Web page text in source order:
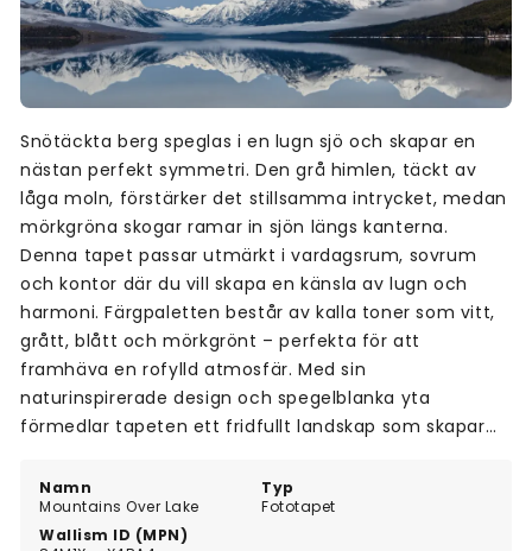
Namn
Mountains Over Lake
Typ
Fototapet
Wallism ID (MPN)
Snötäckta berg speglas i en lugn sjö och skapar en
nästan perfekt symmetri. Den grå himlen, täckt av
låga moln, förstärker det stillsamma intrycket, medan
mörkgröna skogar ramar in sjön längs kanterna.
Denna tapet passar utmärkt i vardagsrum, sovrum
och kontor där du vill skapa en känsla av lugn och
harmoni. Färgpaletten består av kalla toner som vitt,
grått, blått och mörkgrönt – perfekta för att
framhäva en rofylld atmosfär. Med sin
naturinspirerade design och spegelblanka yta
förmedlar tapeten ett fridfullt landskap som skapar